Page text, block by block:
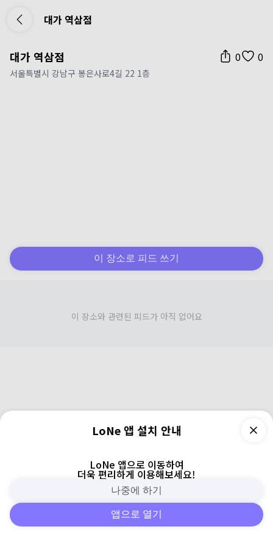
대가 역삼점
대가 역삼점 0 0
서울특별시 강남구 봉은사로4길 22 1층
이 장소로 피드 쓰기
이 장소와 관련된 피드가 아직 없어요
피드 주변 검색 로그인
LoNe 앱 설치 안내
LoNe 앱으로 이동하여
더욱 편리하게 이용해보세요!
나중에 하기
앱으로 열기